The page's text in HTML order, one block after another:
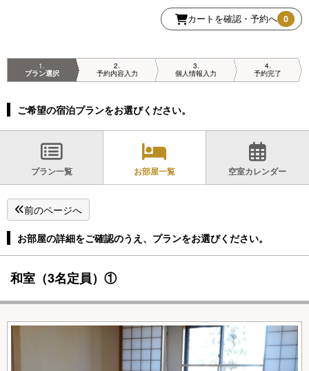
カートを確認・予約へ 0
1
プラン選択
2
予約内容入力
3
個人情報入力
4
予約完了
ご希望の宿泊プランをお選びください。
プラン一覧 お部屋一覧 空室カレンダー
前のページへ
お部屋の詳細をご確認のうえ、プランをお選びください。
和室（3名定員）①